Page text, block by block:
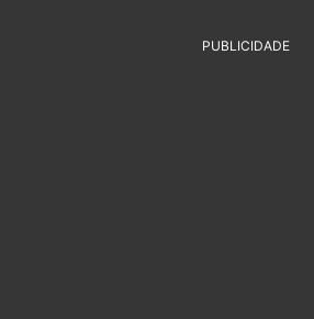
PUBLICIDADE